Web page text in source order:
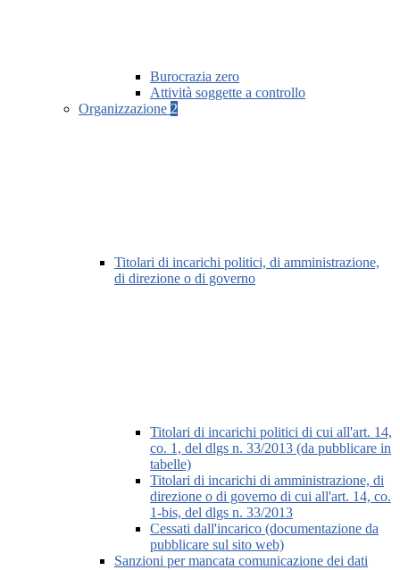
Burocrazia zero
Attività soggette a controllo
Organizzazione 2
Titolari di incarichi politici, di amministrazione,
di direzione o di governo
Titolari di incarichi politici di cui all'art. 14,
co. 1, del dlgs n. 33/2013 (da pubblicare in
tabelle)
Titolari di incarichi di amministrazione, di
direzione o di governo di cui all'art. 14, co.
1-bis, del dlgs n. 33/2013
Cessati dall'incarico (documentazione da
pubblicare sul sito web)
Sanzioni per mancata comunicazione dei dati